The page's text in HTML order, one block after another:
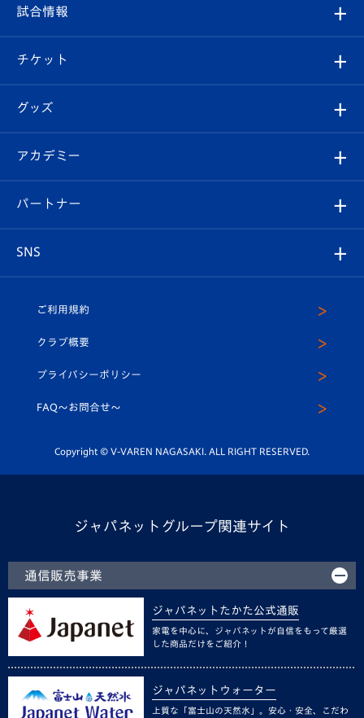
試合情報
チケット
イベント
メディア
ホームタウン
クラブ概要
エンブレム紹介
スタッフプロフィール
マスコット紹介
平和祈念活動
ホームタウン活動
観戦ルール
はじめての観戦ガイド
Revive Team
ヴィヴィくんの長崎おもてなしガイド
試合情報
試合日程/結果
フォトギャラリー
スタジアムグルメ
チケット
チケット
V-LOVERS（ファンクラブ）
プレイヤーズスイート
グッズ
オンラインショップ
店舗情報
アカデミー
育成からのお知らせ
U-18
スクール
パートナー
SNS
ヴィヴィくんインスタグラム
公式LINE＠
ご利用規約
クラブ概要
プライバシーポリシー
FAQ〜お問合せ〜
Copyright © V-VAREN NAGASAKI. ALL RIGHT RESERVED.
ジャパネットグループ関連サイト
通信販売事業
ジャパネットたかた公式通販
家電を中心に、ジャパネットが自信をもって厳選
した商品だけをご紹介！
ジャパネットウォーター
上質な「富士山の天然水」。安心・安全、こだわ